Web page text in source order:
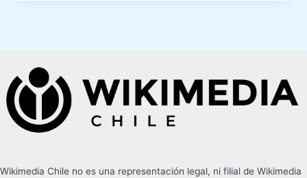
Wikimedia Chile no es una representación legal, ni filial de Wikimedia